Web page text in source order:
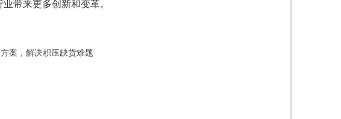
带来更多创新和变革。
案，解决积压缺货难题